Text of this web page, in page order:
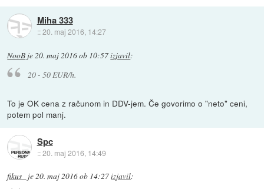
Miha 333
::20. maj 2016, 14:27
NooB je20. maj 2016 ob 10:57izjavil:
20 - 50 EUR/h.
To je OK cena z računom in DDV-jem. Če govorimo o "neto" ceni,
potem pol manj.
Spc
::20. maj 2016, 14:49
fikus_ je20. maj 2016 ob 14:27izjavil: